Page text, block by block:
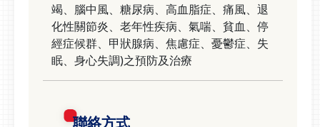
竭、腦中風、糖尿病、高血脂症、痛風、退
化性關節炎、老年性疾病、氣喘、貧血、停
經症候群、甲狀腺病、焦慮症、憂鬱症、失
眠、身心失調)之預防及治療
聯絡方式